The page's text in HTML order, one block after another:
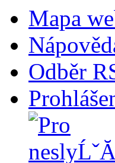
Mapa
Odběr